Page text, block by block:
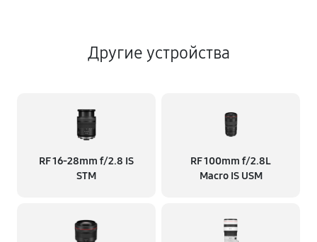
Другие устройства
RF 16‑28mm f/2.8 IS
STM
RF 100mm f/2.8L
Macro IS USM